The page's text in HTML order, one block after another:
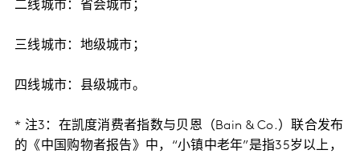
二线城市：省会城市；
三线城市：地级城市；
四线城市：县级城市。
* 注3：在凯度消费者指数与贝恩（Bain & Co.）联合发布
的《中国购物者报告》中，“小镇中老年”是指35岁以上，